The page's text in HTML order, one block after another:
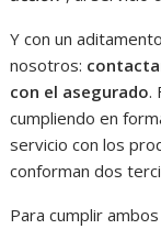
Y con un
nosotros:
con el asegurado.
cumpliendo en
servicio con los
conforman dos
Para cumplir